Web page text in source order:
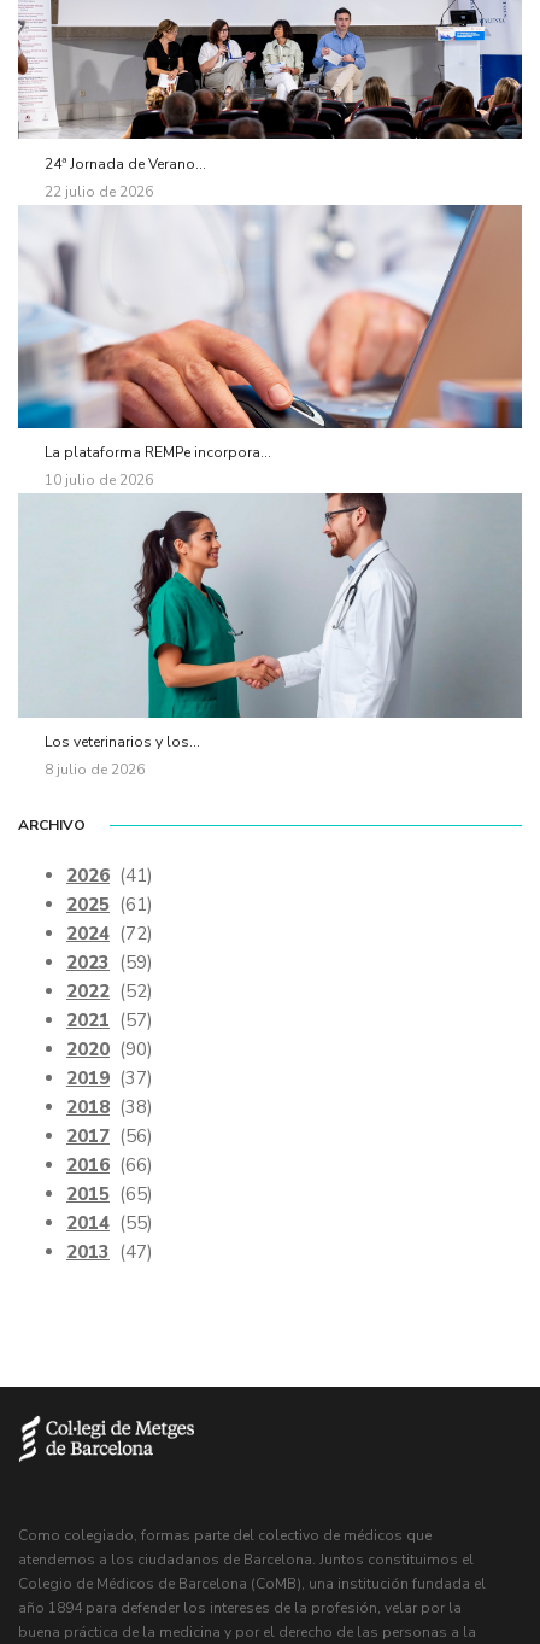
24ª Jornada de Verano...
22 julio de 2026
La plataforma REMPe incorpora...
10 julio de 2026
Los veterinarios y los...
8 julio de 2026
ARCHIVO
2026 (41)
2025 (61)
2024 (72)
2023 (59)
2022 (52)
2021 (57)
2020 (90)
2019 (37)
2018 (38)
2017 (56)
2016 (66)
2015 (65)
2014 (55)
2013 (47)
Como colegiado, formas parte del colectivo de médicos que
atendemos a los ciudadanos de Barcelona. Juntos constituimos el
Colegio de Médicos de Barcelona (CoMB), una institución fundada el
año 1894 para defender los intereses de la profesión, velar por la
buena práctica de la medicina y por el derecho de las personas a la